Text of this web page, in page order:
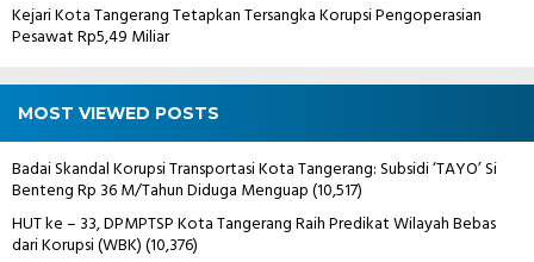
Kejari Kota Tangerang Tetapkan Tersangka Korupsi Pengoperasian
Pesawat Rp5,49 Miliar
MOST VIEWED POSTS
Badai Skandal Korupsi Transportasi Kota Tangerang: Subsidi ‘TAYO’ Si
Benteng Rp 36 M/Tahun Diduga Menguap(10,517)
HUT ke – 33, DPMPTSP Kota Tangerang Raih Predikat Wilayah Bebas
dari Korupsi (WBK)(10,376)